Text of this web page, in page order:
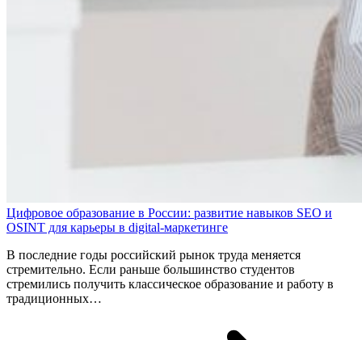
Цифровое образование в России: развитие навыков SEO и
OSINT для карьеры в digital-маркетинге
В последние годы российский рынок труда меняется
стремительно. Если раньше большинство студентов
стремились получить классическое образование и работу в
традиционных…